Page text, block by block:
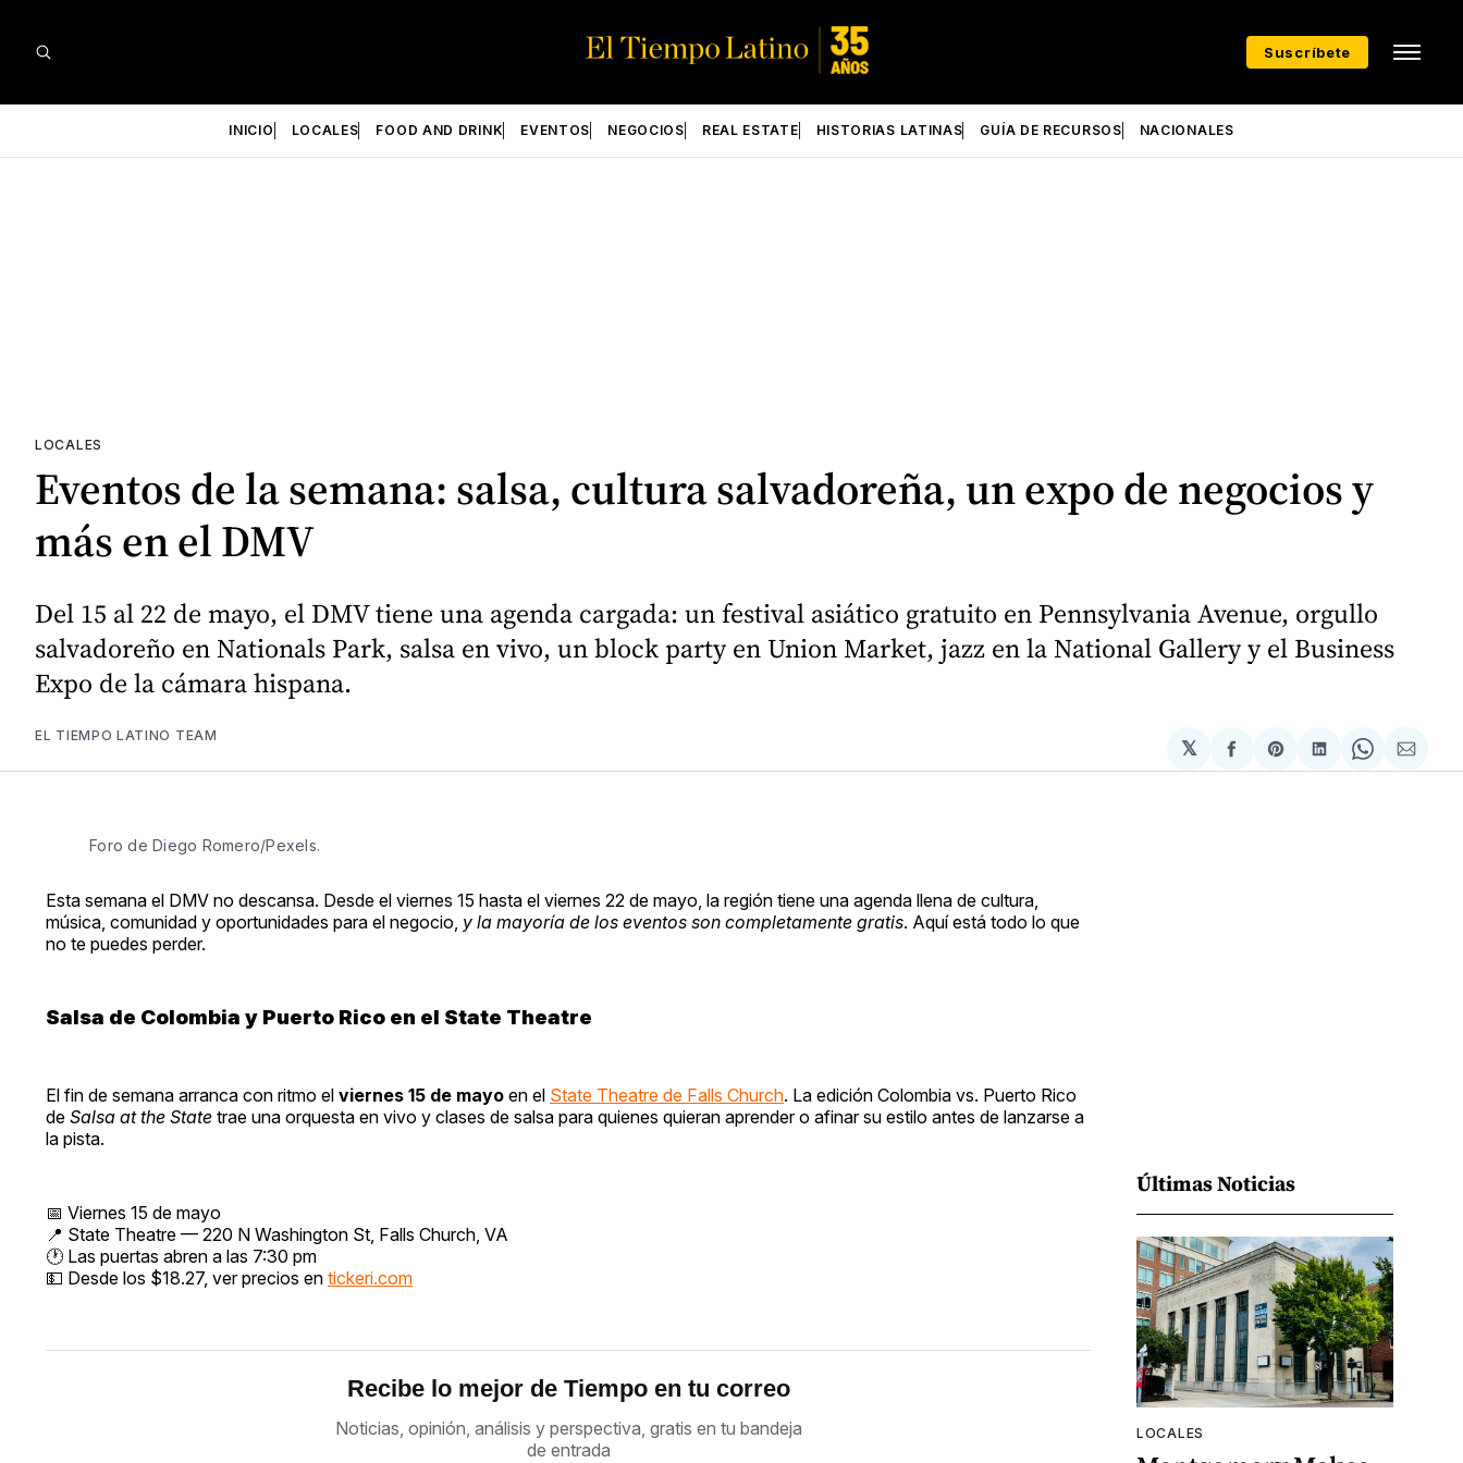
Suscríbete
INICIO LOCALES FOOD AND DRINK EVENTOS NEGOCIOS REAL ESTATE HISTORIAS LATINAS GUÍA DE RECURSOS NACIONALES
LOCALES
Eventos de la semana: salsa, cultura salvadoreña, un expo de negocios y
más en el DMV
Del 15 al 22 de mayo, el DMV tiene una agenda cargada: un festival asiático gratuito en Pennsylvania Avenue, orgullo
salvadoreño en Nationals Park, salsa en vivo, un block party en Union Market, jazz en la National Gallery y el Business
Expo de la cámara hispana.
EL TIEMPO LATINO TEAM
𝕏
Compartir
en
Share
on
Compartir
en
Share
on
via
Foro de Diego Romero/Pexels.
Esta semana el DMV no descansa. Desde el viernes 15 hasta el viernes 22 de mayo, la región tiene una agenda llena de cultura,
música, comunidad y oportunidades para el negocio, y la mayoría de los eventos son completamente gratis. Aquí está todo lo que
no te puedes perder.
Salsa de Colombia y Puerto Rico en el State Theatre
El fin de semana arranca con ritmo el viernes 15 de mayo en el State Theatre de Falls Church. La edición Colombia vs. Puerto Rico
de Salsa at the State trae una orquesta en vivo y clases de salsa para quienes quieran aprender o afinar su estilo antes de lanzarse a
la pista.
📅 Viernes 15 de mayo
📍 State Theatre — 220 N Washington St, Falls Church, VA
🕐 Las puertas abren a las 7:30 pm
💵 Desde los $18.27, ver precios en tickeri.com
Recibe lo mejor de Tiempo en tu correo
Noticias, opinión, análisis y perspectiva, gratis en tu bandeja
de entrada
Últimas Noticias
LOCALES